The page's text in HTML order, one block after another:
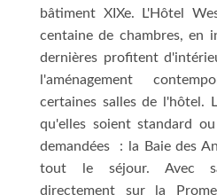
bâtiment XIXe. L'Hôtel
centaine de chambres, en
dernières profitent
l'aménagement
certaines salles de l'hôtel.
qu'elles soient standard
demandées : la Baie des
tout le séjour. Avec
directement sur la